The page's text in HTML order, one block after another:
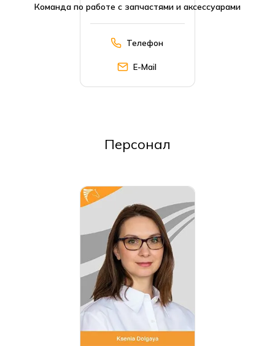
Команда по работе с запчастями и аксессуарами
Телефон
E-Mail
Персонал